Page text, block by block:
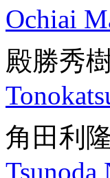
Ochiai
殿勝秀
角田利
Tsunoda